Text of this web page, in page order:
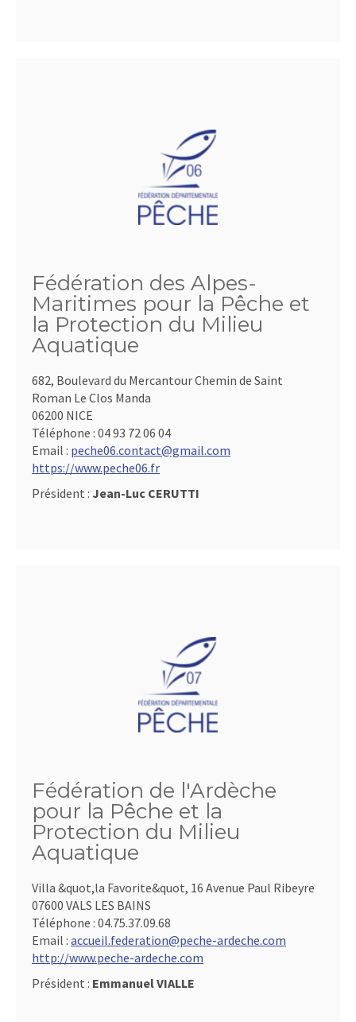
Fédération des Alpes-
Maritimes pour la Pêche et
la Protection du Milieu
Aquatique
682, Boulevard du Mercantour Chemin de Saint
Roman Le Clos Manda
06200 NICE
Téléphone : 04 93 72 06 04
Email : peche06.contact@gmail.com
https://www.peche06.fr
Président : Jean-Luc CERUTTI
Fédération de l'Ardèche
pour la Pêche et la
Protection du Milieu
Aquatique
Villa &quot,la Favorite&quot, 16 Avenue Paul Ribeyre
07600 VALS LES BAINS
Téléphone : 04.75.37.09.68
Email : accueil.federation@peche-ardeche.com
http://www.peche-ardeche.com
Président : Emmanuel VIALLE